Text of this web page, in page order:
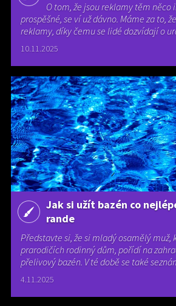
O tom, že jsou reklamy těm něco
prospěšné, se ví už dávno. Máme za to,
reklamy, díky čemu se lidé dozvídají o
10.11.2025
Jak si užít bazén co
rande
Představte si, že si mladý osamělý muž,
prarodičích rodinný dům, pořídí na
přelivový bazén. V té době se také
4.11.2025